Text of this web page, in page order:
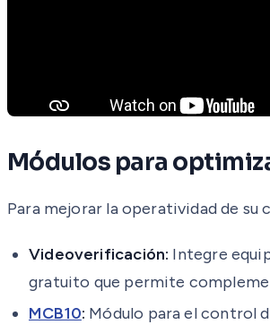
Módulos para
Para mejorar la operatividad de
Videoverificación: Integre
gratuito que permite
MCB10: Módulo para el control